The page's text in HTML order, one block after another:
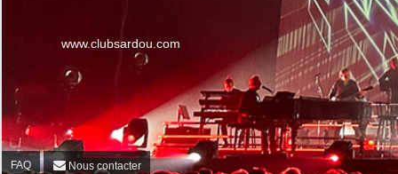
www.clubsardou.com
FAQ Nous contacter